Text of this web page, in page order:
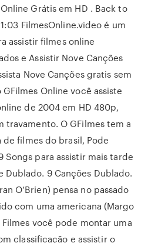
Grátis em HD . Back to
FilmesOnline.video é um
assistir filmes online
e Assistir Nove Canções
Nove Canções gratis sem
Online você assiste
de 2004 em HD 480p,
travamento. O GFilmes tem a
filmes do brasil, Pode
Songs para assistir mais tarde
Dublado. 9 Canções Dublado.
O’Brien) pensa no passado
com uma americana (Margo
você pode montar uma
classificação e assistir o